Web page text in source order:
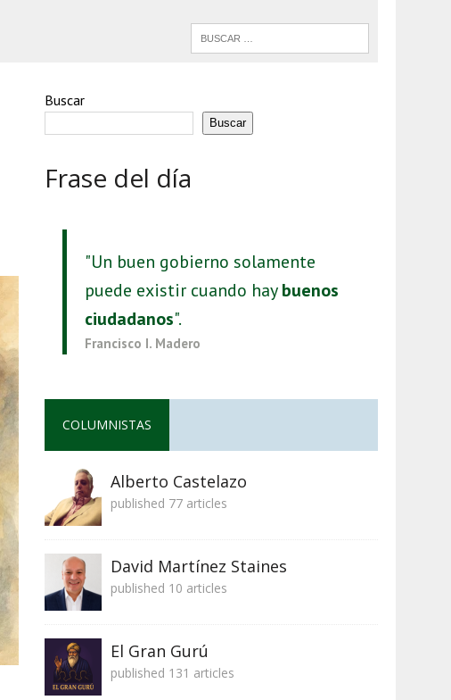
Buscar
Buscar
Frase del día
"Un buen gobierno solamente
puede existir cuando haybuenos
ciudadanos".
Francisco I. Madero
COLUMNISTAS
Alberto Castelazo
published 77 articles
David Martínez Staines
published 10 articles
El Gran Gurú
published 131 articles